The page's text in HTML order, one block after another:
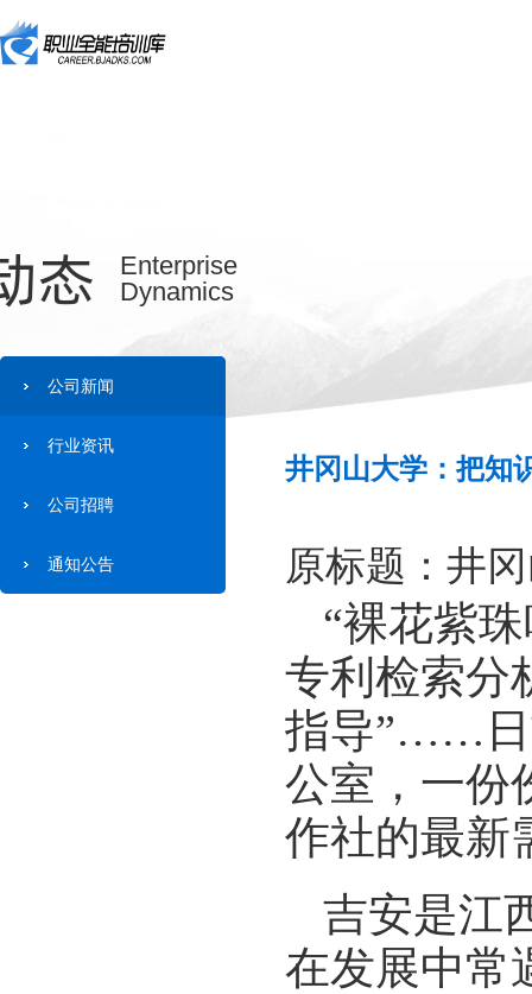
态
Enterprise
Dynamics
公司新闻
行业资讯
公司招聘
通知公告
井冈山大学：把知
原标题：井
“裸花紫
专利检索分
指导”……日
公室，一份
作社的最新
吉安是江
在发展中常